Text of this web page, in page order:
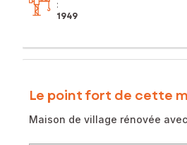
:
1949
Le point fort de cette
Maison de village rénovée